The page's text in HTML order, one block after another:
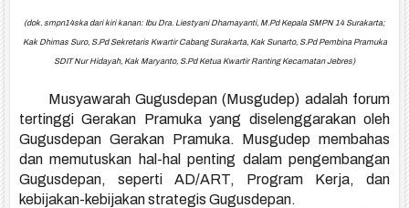
(dok. smpn14ska dari kiri kanan: Ibu Dra. Liestyani Dhamayanti, M.Pd Kepala SMPN 14 Surakarta;
Kak Dhimas Suro, S.Pd Sekretaris Kwartir Cabang Surakarta, Kak Sunarto, S.Pd Pembina Pramuka
SDIT Nur Hidayah, Kak Maryanto, S.Pd Ketua Kwartir Ranting Kecamatan Jebres)
Musyawarah Gugusdepan (Musgudep) adalah forum
tertinggi Gerakan Pramuka yang diselenggarakan oleh
Gugusdepan Gerakan Pramuka. Musgudep membahas
dan memutuskan hal-hal penting dalam pengembangan
Gugusdepan, seperti AD/ART, Program Kerja, dan
kebijakan-kebijakan strategis Gugusdepan.